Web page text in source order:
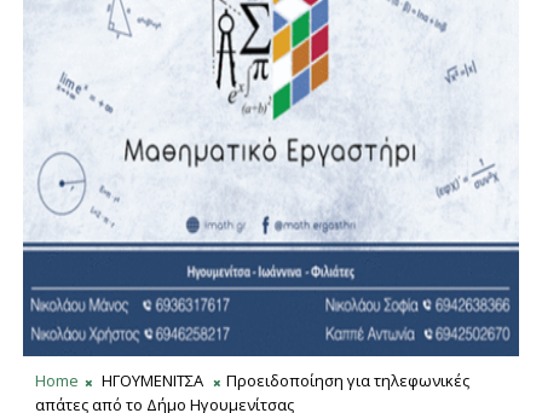
Home ΗΓΟΥΜΕΝΙΤΣΑ
Προειδοποίηση για τηλεφωνικές
απάτες από το Δήμο Ηγουμενίτσας